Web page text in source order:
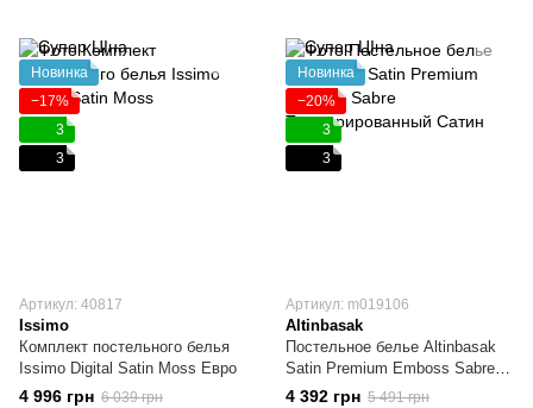
Новинка
−17%
3
3
Артикул: 40817
Issimo
Комплект постельного белья
Issimo Digital Satin Moss Евро
4 996 грн 6 039 грн
Новинка
−20%
3
3
Артикул: m019106
Altinbasak
Постельное белье Altinbasak
Satin Premium Emboss Sabre
Текстурированный Сатин Евро
4 392 грн 5 491 грн